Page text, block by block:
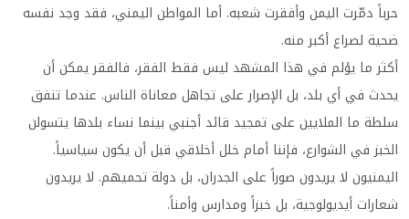
حرباً دمّرت اليمن وأفقرت شعبه. أما المواطن اليمني، فقد وجد نفسه
ضحية لصراع أكبر منه.
أكثر ما يؤلم في هذا المشهد ليس فقط الفقر، فالفقر يمكن أن
يحدث في أي بلد، بل الإصرار على تجاهل معاناة الناس. عندما تنفق
سلطة ما الملايين على تمجيد قائد أجنبي بينما نساء بلدها يتسولن
الخبز في الشوارع، فإننا أمام خلل أخلاقي قبل أن يكون سياسياً.
اليمنيون لا يريدون صوراً على الجدران، بل دولة تحميهم. لا يريدون
شعارات أيديولوجية، بل خبزاً ومدارس وأمناً.